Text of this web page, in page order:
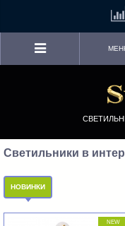
Светильники в
НОВИНКИ
NEW